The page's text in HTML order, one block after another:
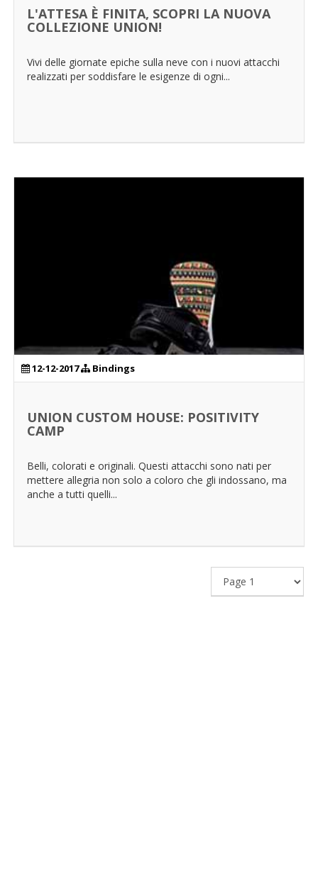
L'ATTESA È FINITA, SCOPRI LA NUOVA
COLLEZIONE UNION!
Vivi delle giornate epiche sulla neve con i nuovi attacchi
realizzati per soddisfare le esigenze di ogni...
12-12-2017 Bindings
UNION CUSTOM HOUSE: POSITIVITY
CAMP
Belli, colorati e originali. Questi attacchi sono nati per
mettere allegria non solo a coloro che gli indossano, ma
anche a tutti quelli...